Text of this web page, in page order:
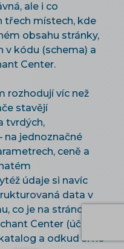
ale i co
třech místech, kde
obsahu stránky,
v kódu (schema) a
Center.
rozhodují víc než
stavějí
tvrdých,
jednoznačné
ceně a
údaje si navíc
data v
co je na stránce
Center (účet,
a odkud si ho